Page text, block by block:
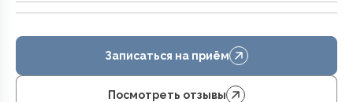
Записаться на приём
Посмотреть отзывы